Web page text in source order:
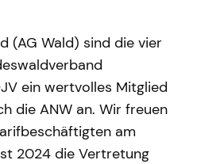
(AG Wald) sind die vier
ein wertvolles Mitglied
die ANW an. Wir freuen
am
2024 die Vertretung